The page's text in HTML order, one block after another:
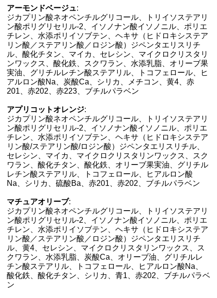
アーモンドベージュ:
ジカプリン酸ネオペンチルグリコール、トリイソステアリ
ン酸ポリグリセリル-2、イソノナン酸イソノニル、ポリエ
チレン、水添ポリイソブテン、ヘキサ（ヒドロキシステア
リン酸／ステアリン酸／ロジン酸）ジペンタエリスリチ
ル、酸化チタン、マイカ、セレシン、マイクロクリスタリ
ンワックス、酸化鉄、スクワラン、水添乳脂、オリーブ果
実油、グリチルレチン酸ステアリル、トコフェロール、ヒ
アルロン酸Na、炭酸Ca、シリカ、メチコン、黄4、赤
201、赤202、赤223、ブチルパラベン
アプリコットオレンジ:
ジカプリン酸ネオペンチルグリコール、トリイソステアリ
ン酸ポリグリセリル-2、イソノナン酸イソノニル、ポリエ
チレン、水添ポリイソブテン、ヘキサ（ヒドロキシステア
リン酸/ステアリン酸/ロジン酸）ジペンタエリスリチル、
セレシン、マイカ、マイクロクリスタリンワックス、スク
ワラン、酸化チタン、酸化鉄、オリーブ果実油、グリチル
レチン酸ステアリル、トコフェロール、ヒアルロン酸
Na、シリカ、硫酸Ba、赤201、赤202、ブチルパラベン
マチュアオリーブ:
ジカプリン酸ネオペンチルグリコール、トリイソステアリ
ン酸ポリグリセリル-2、イソノナン酸イソノニル、ポリエ
チレン、水添ポリイソブテン、ヘキサ（ヒドロキシステア
リン酸／ステアリン酸／ロジン酸）ジペンタエリスリチ
ル、黄4、セレシン、マイクロクリスタリンワックス、ス
クワラン、水添乳脂、炭酸Ca、オリーブ油、グリチルレ
チン酸ステアリル、トコフェロール、ヒアルロン酸Na、
酸化鉄、酸化チタン、シリカ、青1、赤202、ブチルパラベ
ン